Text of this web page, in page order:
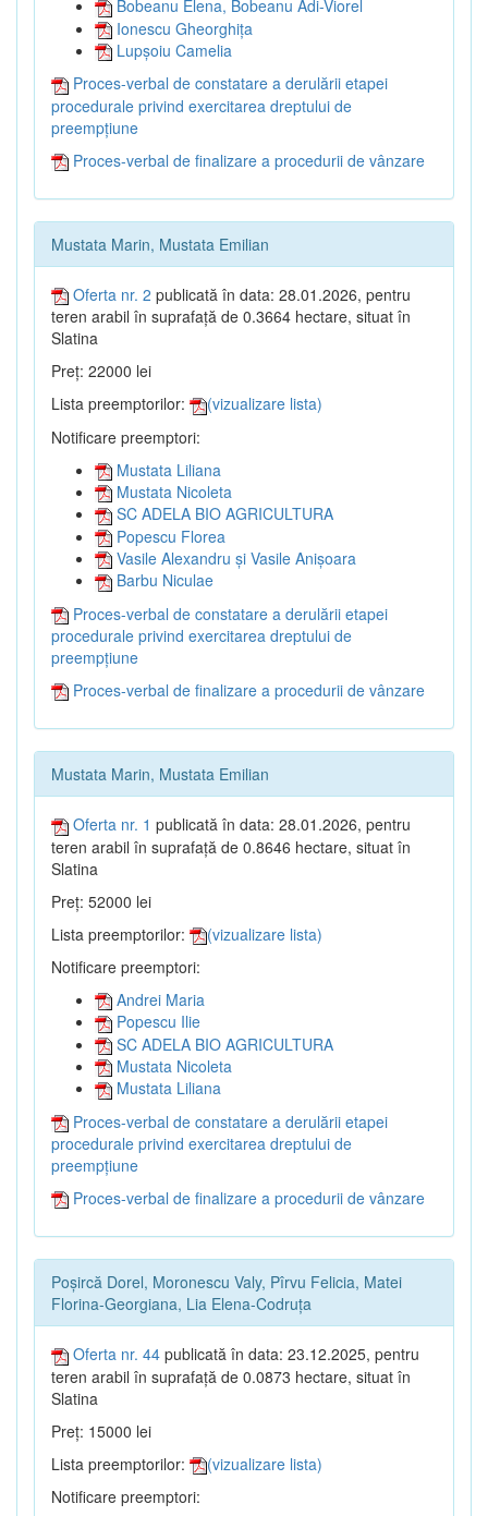
Bobeanu Elena, Bobeanu Adi-Viorel
Ionescu Gheorghița
Lupșoiu Camelia
Proces-verbal de constatare a derulării etapei
procedurale privind exercitarea dreptului de
preempțiune
Proces-verbal de finalizare a procedurii de vânzare
Mustata Marin, Mustata Emilian
Oferta nr. 2 publicată în data: 28.01.2026, pentru
teren arabil în suprafață de 0.3664 hectare, situat în
Slatina
Preț: 22000 lei
Lista preemptorilor:
(vizualizare lista)
Notificare preemptori:
Mustata Liliana
Mustata Nicoleta
SC ADELA BIO AGRICULTURA
Popescu Florea
Vasile Alexandru și Vasile Anișoara
Barbu Niculae
Proces-verbal de constatare a derulării etapei
procedurale privind exercitarea dreptului de
preempțiune
Proces-verbal de finalizare a procedurii de vânzare
Mustata Marin, Mustata Emilian
Oferta nr. 1 publicată în data: 28.01.2026, pentru
teren arabil în suprafață de 0.8646 hectare, situat în
Slatina
Preț: 52000 lei
Lista preemptorilor:
(vizualizare lista)
Notificare preemptori:
Andrei Maria
Popescu Ilie
SC ADELA BIO AGRICULTURA
Mustata Nicoleta
Mustata Liliana
Proces-verbal de constatare a derulării etapei
procedurale privind exercitarea dreptului de
preempțiune
Proces-verbal de finalizare a procedurii de vânzare
Poșircă Dorel, Moronescu Valy, Pîrvu Felicia, Matei
Florina-Georgiana, Lia Elena-Codruța
Oferta nr. 44 publicată în data: 23.12.2025, pentru
teren arabil în suprafață de 0.0873 hectare, situat în
Slatina
Preț: 15000 lei
Lista preemptorilor:
(vizualizare lista)
Notificare preemptori: